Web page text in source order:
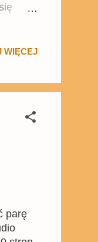
nie
WIĘCEJ
parę